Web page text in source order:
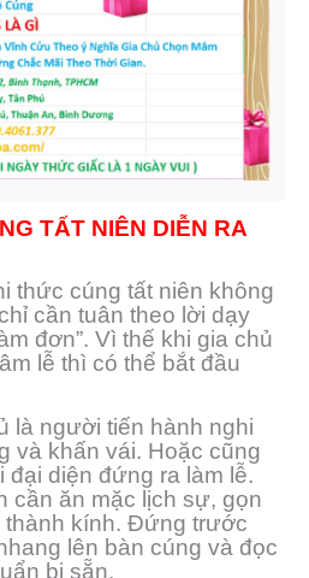
TẤT NIÊN DIỄN RA
thức cúng tất niên không
cần tuân theo lời dạy
đơn”. Vì thế khi gia chủ
lễ thì có thể bắt đầu
là người tiến hành nghi
và khấn vái. Hoặc cũng
diện đứng ra làm lễ.
cần ăn mặc lịch sự, gọn
thành kính. Đứng trước
lên bàn cúng và đọc
bị sẵn.